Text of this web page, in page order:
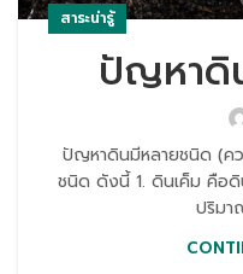
สาระน่ารู้
ปัญหาดิ
ปัญหาดินมีหลายชนิด (ค
ชนิด ดังนี้ 1. ดินเค็ม คือ
ปริมา